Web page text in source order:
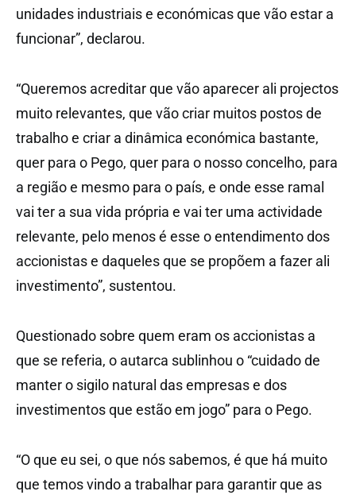
unidades industriais e económicas que vão estar a
funcionar”, declarou.
“Queremos acreditar que vão aparecer ali projectos
muito relevantes, que vão criar muitos postos de
trabalho e criar a dinâmica económica bastante,
quer para o Pego, quer para o nosso concelho, para
a região e mesmo para o país, e onde esse ramal
vai ter a sua vida própria e vai ter uma actividade
relevante, pelo menos é esse o entendimento dos
accionistas e daqueles que se propõem a fazer ali
investimento”, sustentou.
Questionado sobre quem eram os accionistas a
que se referia, o autarca sublinhou o “cuidado de
manter o sigilo natural das empresas e dos
investimentos que estão em jogo” para o Pego.
“O que eu sei, o que nós sabemos, é que há muito
que temos vindo a trabalhar para garantir que as